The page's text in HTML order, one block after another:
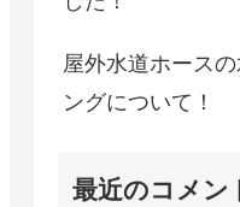
屋外水道ホース
ングについて！
最近のコメン